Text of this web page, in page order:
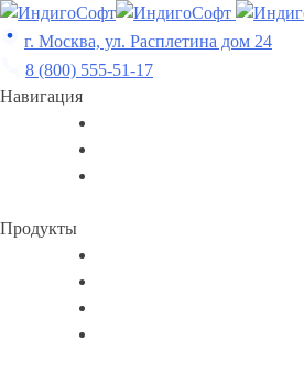
Skip
to
content
г. Москва, ул. Расплетина дом 24
8 (800) 555-51-17
Навигация
Продукты